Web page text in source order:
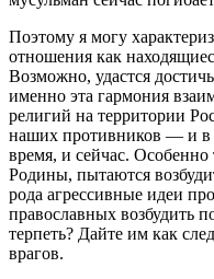
Поэтому я могу
отношения как
Возможно, удастся
именно эта гармония
религий на территории
наших противников — и в
время, и сейчас.
Родины, пытаются
рода агрессивные идеи
православных возбудить
терпеть? Дайте им как
врагов.